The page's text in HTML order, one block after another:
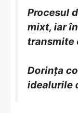
Procesul
mixt, iar
transmite
Dorința
idealurile